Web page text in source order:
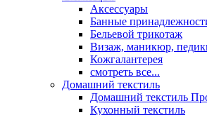
Аксессуары
Банные
Бельевой трикотаж
Визаж, маникюр,
Кожгалантерея
смотреть все...
Домашний текстиль
Домашний текстиль
Кухонный текстиль